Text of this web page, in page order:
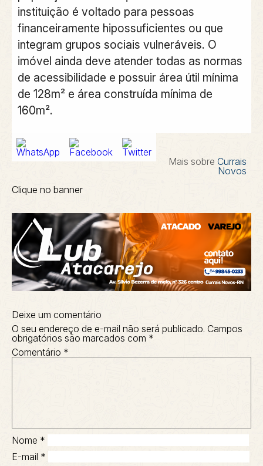
instituição é voltado para pessoas
financeiramente hipossuficientes ou que
integram grupos sociais vulneráveis. O
imóvel ainda deve atender todas as normas
de acessibilidade e possuir área útil mínima
de 128m² e área construída mínima de
160m².
Mais sobre Currais
Novos
Clique no banner
Deixe um comentário
O seu endereço de e-mail não será publicado. Campos
obrigatórios são marcados com *
Comentário *
Nome *
E-mail *